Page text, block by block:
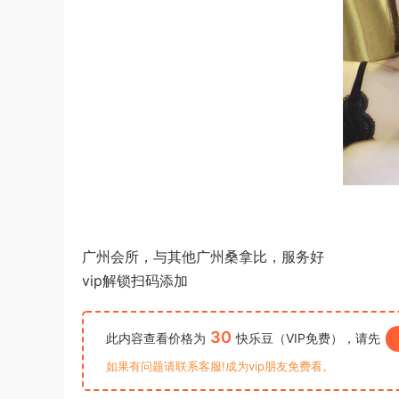
广州会所，与其他广州桑拿比，服务好
vip解锁扫码添加
此内容查看价格为 30 快乐豆（VIP免费），请先
如果有问题请联系客服!成为vip朋友免费看。